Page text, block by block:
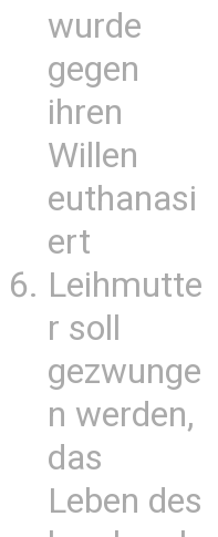
wurde
gegen
ihren
Willen
euthanasi
ert
Leihmutte
r soll
gezwunge
n werden,
das
Leben des